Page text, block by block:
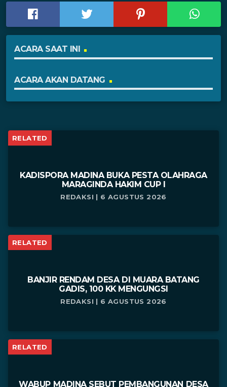
ACARA SAAT INI
ACARA AKAN DATANG
RELATED
KADISPORA MADINA BUKA PESTA OLAHRAGA
MARAGINDA HAKIM CUP I
REDAKSI | 6 AGUSTUS 2026
RELATED
BANJIR RENDAM DESA DI MUARA BATANG
GADIS, 100 KK MENGUNGSI
REDAKSI | 6 AGUSTUS 2026
RELATED
WABUP MADINA SEBUT PEMBANGUNAN DESA